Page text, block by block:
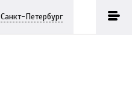
Санкт-Петербург